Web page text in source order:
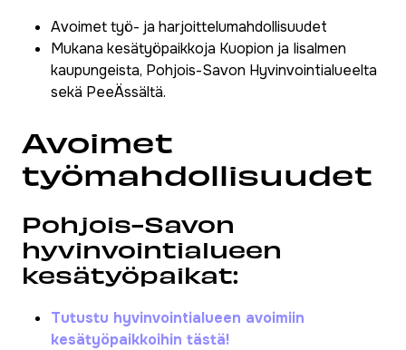
Avoimet työ- ja harjoittelumahdollisuudet
Mukana kesätyöpaikkoja Kuopion ja Iisalmen
kaupungeista, Pohjois-Savon Hyvinvointialueelta
sekä PeeÄssältä.
Avoimet
työmahdollisuudet
Pohjois-Savon
hyvinvointialueen
kesätyöpaikat:
Tutustu hyvinvointialueen avoimiin
kesätyöpaikkoihin tästä!